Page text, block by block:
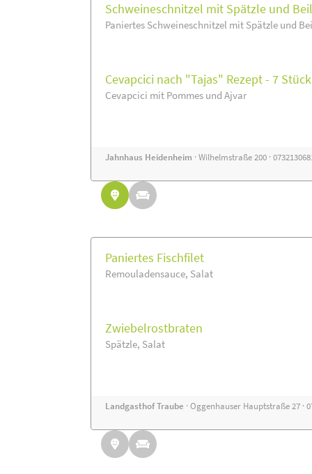
Schweineschnitzel mit Spätzle und
Paniertes Schweineschnitzel mit Spätzle und
Cevapcici nach "Tajas" Rezept - 7 Stück
Cevapcici mit Pommes und Ajvar
Jahnhaus Heidenheim · Wilhelmstraße 200 ·
Paniertes Fischfilet
Remouladensauce, Salat
Zwiebelrostbraten
Spätzle, Salat
Landgasthof Traube · Oggenhauser Hauptstraße 27 ·